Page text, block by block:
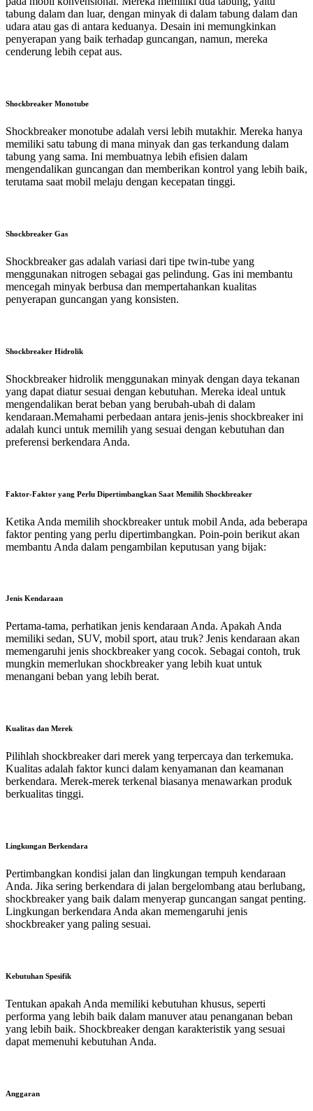
tabung dalam dan luar, dengan minyak di dalam tabung dalam dan
udara atau gas di antara keduanya. Desain ini memungkinkan
penyerapan yang baik terhadap guncangan, namun, mereka
cenderung lebih cepat aus.
Shockbreaker Monotube
Shockbreaker monotube adalah versi lebih mutakhir. Mereka hanya
memiliki satu tabung di mana minyak dan gas terkandung dalam
tabung yang sama. Ini membuatnya lebih efisien dalam
mengendalikan guncangan dan memberikan kontrol yang lebih baik,
terutama saat mobil melaju dengan kecepatan tinggi.
Shockbreaker Gas
Shockbreaker gas adalah variasi dari tipe twin-tube yang
menggunakan nitrogen sebagai gas pelindung. Gas ini membantu
mencegah minyak berbusa dan mempertahankan kualitas
penyerapan guncangan yang konsisten.
Shockbreaker Hidrolik
Shockbreaker hidrolik menggunakan minyak dengan daya tekanan
yang dapat diatur sesuai dengan kebutuhan. Mereka ideal untuk
mengendalikan berat beban yang berubah-ubah di dalam
kendaraan.Memahami perbedaan antara jenis-jenis shockbreaker ini
adalah kunci untuk memilih yang sesuai dengan kebutuhan dan
preferensi berkendara Anda.
Faktor-Faktor yang Perlu Dipertimbangkan Saat Memilih Shockbreaker
Ketika Anda memilih shockbreaker untuk mobil Anda, ada beberapa
faktor penting yang perlu dipertimbangkan. Poin-poin berikut akan
membantu Anda dalam pengambilan keputusan yang bijak:
Jenis Kendaraan
Pertama-tama, perhatikan jenis kendaraan Anda. Apakah Anda
memiliki sedan, SUV, mobil sport, atau truk? Jenis kendaraan akan
memengaruhi jenis shockbreaker yang cocok. Sebagai contoh, truk
mungkin memerlukan shockbreaker yang lebih kuat untuk
menangani beban yang lebih berat.
Kualitas dan Merek
Pilihlah shockbreaker dari merek yang terpercaya dan terkemuka.
Kualitas adalah faktor kunci dalam kenyamanan dan keamanan
berkendara. Merek-merek terkenal biasanya menawarkan produk
berkualitas tinggi.
Lingkungan Berkendara
Pertimbangkan kondisi jalan dan lingkungan tempuh kendaraan
Anda. Jika sering berkendara di jalan bergelombang atau berlubang,
shockbreaker yang baik dalam menyerap guncangan sangat penting.
Lingkungan berkendara Anda akan memengaruhi jenis
shockbreaker yang paling sesuai.
Kebutuhan Spesifik
Tentukan apakah Anda memiliki kebutuhan khusus, seperti
performa yang lebih baik dalam manuver atau penanganan beban
yang lebih baik. Shockbreaker dengan karakteristik yang sesuai
dapat memenuhi kebutuhan Anda.
Anggaran